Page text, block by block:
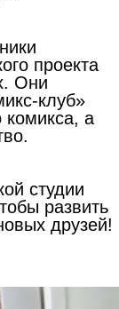
проекта
Они
клуб»
комикса, а
студии
развить
друзей!